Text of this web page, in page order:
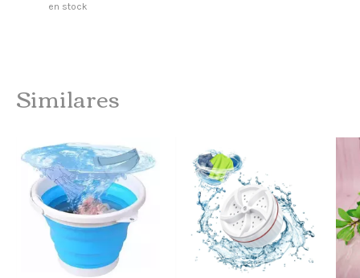
en stock
Similares